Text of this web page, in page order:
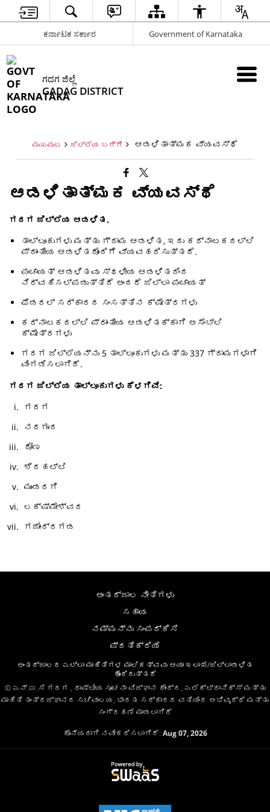
ಕರ್ನಾಟಕ ಸರ್ಕಾರ Government of Karnataka
ಗದಗ ಜಿಲ್ಲೆ
GADAG DISTRICT
ಮುಖಪುಟ ಜಿಲ್ಲೆಯ ಬಗ್ಗೆ ಆಡಳಿತಾತ್ಮಕ ವ್ಯವಸ್ಥೆ
ಆಡಳಿತಾತ್ಮಕ ವ್ಯವಸ್ಥೆ
ಗದಗ ಜಿಲ್ಲೆಯ ಆಡಳಿತ.
ತಾಲ್ಲೂಕುಗಳು ಮತ್ತು ಗ್ರಾಮ ಆಡಳಿತ, ಇದು ಕರ್ನಾಟಕದಲ್ಲಿ
ಪ್ರಾಂತೀಯ ಆಡಳಿತದೊಂದಿಗೆ ವ್ಯವಹರಿಸುತ್ತದೆ.
ಪಂಚಾಯತ್ ಆಡಳಿತವು ಸ್ಥಳೀಯ ಆಡಳಿತದಿಂದ
ನಿರ್ವಹಿಸಲ್ಪಡುತ್ತಿದೆ ಅಂದರೆ ಜಿಲ್ಲಾ ಪಂಚಾಯತ್
ಫೆಡರಲ್ ಸರ್ಕಾರದ ಸಂಸತ್ತಿನ ಕ್ಷೇತ್ರಗಳು
ಕರ್ನಾಟಕದಲ್ಲಿ ಪ್ರಾಂತೀಯ ಆಡಳಿತಕ್ಕಾಗಿ ಅಸೆಂಬ್ಲಿ
ಕ್ಷೇತ್ರಗಳು
ಗದಗ ಜಿಲ್ಲೆಯನ್ನು 5 ತಾಲ್ಲೂಕುಗಳು ಮತ್ತು 337 ಗ್ರಾಮಗಳಾಗಿ
ವಿಂಗಡಿಸಲಾಗಿದೆ.
ಗದಗ ಜಿಲ್ಲೆಯ ತಾಲ್ಲೂಕುಗಳು ಕೆಳಗಿವೆ:
ಗದಗ
ನರಗುಂದ
ರೋಣ
ಶಿರಹಟ್ಟಿ
ಮುಂಡರಗಿ
ಲಕ್ಷ್ಮೇಶ್ವರ
ಗಜೇಂದ್ರಗಡ
ಅಂತರ್ಜಾಲ ನೀತಿಗಳು
ಸಹಾಯ
ನಮ್ಮನ್ನು ಸಂಪರ್ಕಿಸಿ
ಪ್ರತಿಕ್ರಿಯೆ
ಅಂತರ್ಜಾಲದ ಎಲ್ಲಾ ಮಾಹಿತಿಗಳ ಮಾಲಿಕತ್ವವು ಆಯಾ ಇಲಾಖೆ/ಜಿಲ್ಲಾಡಳಿತ
ಹೊಂದಿರುತ್ತದೆ
© ಎನ್.ಐ.ಸಿ ಗದಗ , ರಾಷ್ಟೀಯ ಸೂಚನಾ ವಿಜ್ಞಾನ ಕೇಂದ್ರ, ಎಲೆಕ್ಟ್ರಾನಿಕ್ಸ್ ಮತ್ತು
ಮಾಹಿತಿ ತಂತ್ರಜ್ಞಾನದ ಸಚಿವಾಲಯ, ಭಾರತ ಸರ್ಕಾರದ ವತಿಯಿಂದ ಅಭಿವೃದ್ಧಿ ಮತ್ತು
ಸಂಗ್ರಹಣೆ ಮಾಡಲಾಗಿದೆ
ಕೊನೆಯದಾಗಿ ನವೀಕರಿಸಲಾಗಿದೆ: Aug 07, 2026